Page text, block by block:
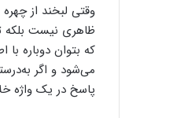
وقتی لبخند از
ظاهری نیست بلکه
که بتوان دوباره
می‌شود و اگر
پاسخ در یک واژه